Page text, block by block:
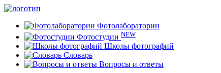
Фотолаборатории
Фотостудии NEW
Школы фотографий
Словарь
Вопросы и ответы